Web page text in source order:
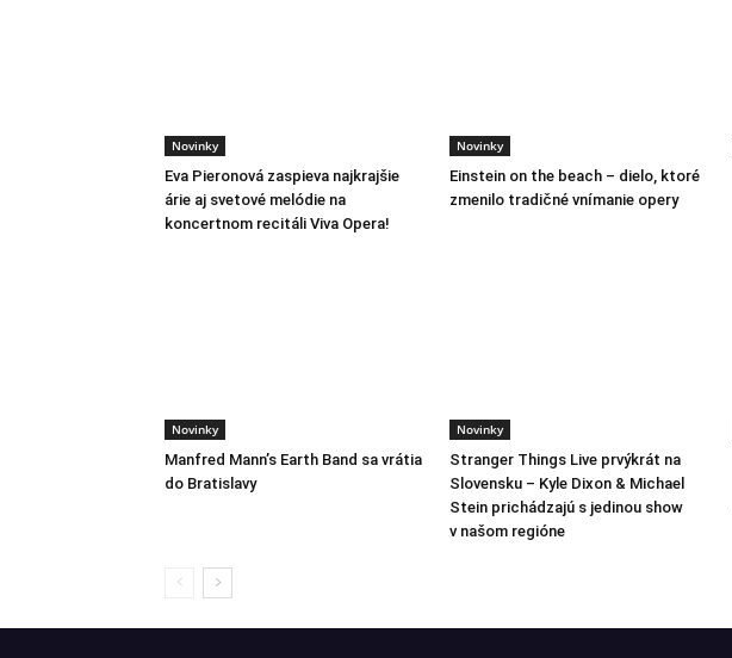
Novinky
Eva Pieronová zaspieva najkrajšie
árie aj svetové melódie na
koncertnom recitáli Viva Opera!
Novinky
Einstein on the beach – dielo, ktoré
zmenilo tradičné vnímanie opery
Novinky
Manfred Mann’s Earth Band sa vrátia
do Bratislavy
Novinky
Stranger Things Live prvýkrát na
Slovensku – Kyle Dixon & Michael
Stein prichádzajú s jedinou show
v našom regióne